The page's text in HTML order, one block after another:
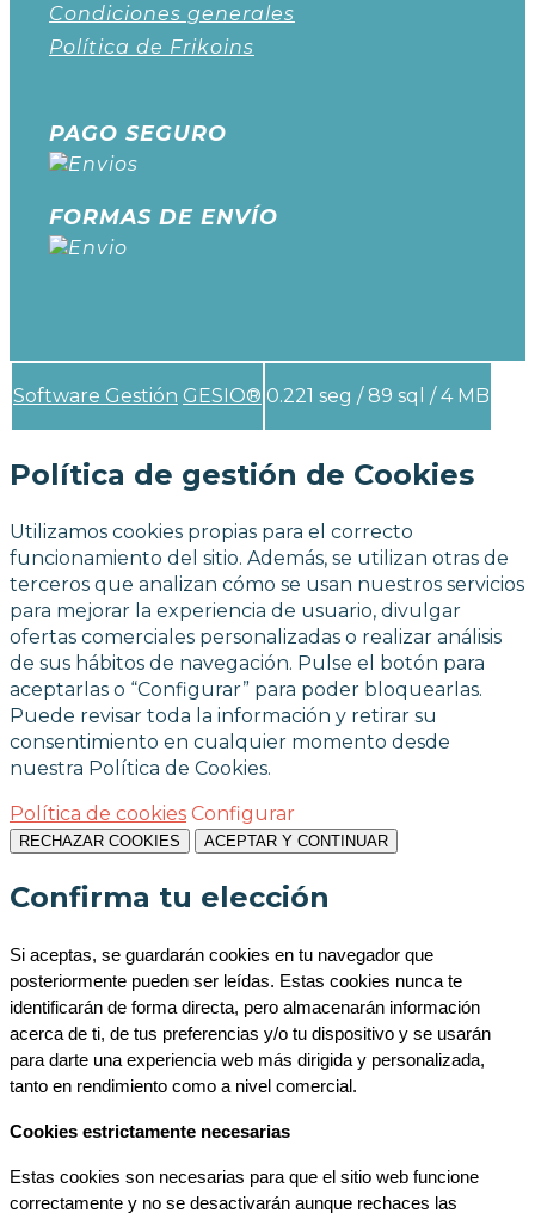
Condiciones generales
Política de Frikoins
PAGO SEGURO
FORMAS DE ENVÍO
Software Gestión GESIO® 0.221 seg / 89 sql / 4 MB
Política de gestión de Cookies
Utilizamos cookies propias para el correcto
funcionamiento del sitio. Además, se utilizan otras de
terceros que analizan cómo se usan nuestros servicios
para mejorar la experiencia de usuario, divulgar
ofertas comerciales personalizadas o realizar análisis
de sus hábitos de navegación. Pulse el botón para
aceptarlas o “Configurar” para poder bloquearlas.
Puede revisar toda la información y retirar su
consentimiento en cualquier momento desde
nuestra Política de Cookies.
Política de cookies Configurar
RECHAZAR COOKIES ACEPTAR Y CONTINUAR
Confirma tu elección
Si aceptas, se guardarán cookies en tu navegador que
posteriormente pueden ser leídas. Estas cookies nunca te
identificarán de forma directa, pero almacenarán información
acerca de ti, de tus preferencias y/o tu dispositivo y se usarán
para darte una experiencia web más dirigida y personalizada,
tanto en rendimiento como a nivel comercial.
Cookies estrictamente necesarias
Estas cookies son necesarias para que el sitio web funcione
correctamente y no se desactivarán aunque rechaces las